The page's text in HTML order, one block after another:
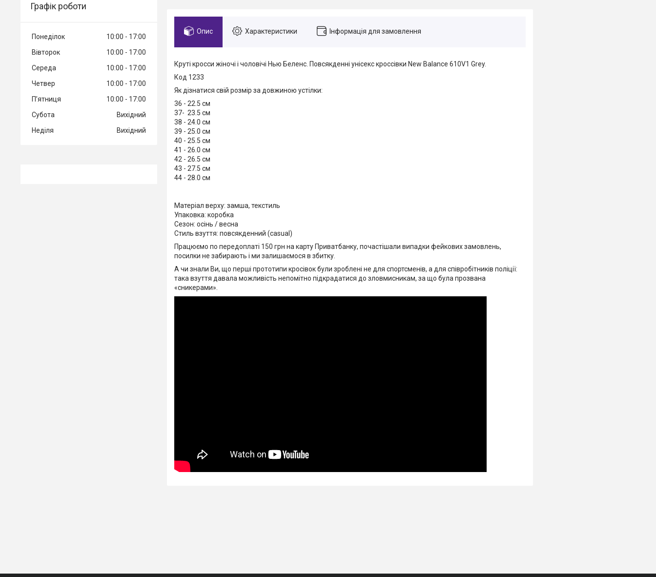
Опис Характеристики Інформація для замовлення
Круті кросси жіночі і чоловічі Нью Беленс. Повсякденні унісекс кроссівки New Balance 610V1 Grey.
Код 1233
Як дізнатися свій розмір за довжиною устілки:
36 - 22.5 см
37- 23.5 см
38 - 24.0 см
39 - 25.0 см
40 - 25.5 см
41 - 26.0 см
42 - 26.5 см
43 - 27.5 см
44 - 28.0 см
Матеріал верху: замша, текстиль
Упаковка: коробка
Сезон: осінь / весна
Стиль взуття: повсякденний (casual)
Працюємо по передоплаті 150 грн на карту Приватбанку, почастішали випадки фейкових замовлень,
посилки не забирають і ми залишаємося в збитку.
А чи знали Ви, що перші прототипи кросівок були зроблені не для спортсменів, а для співробітників поліції:
така взуття давала можливість непомітно підкрадатися до зловмисникам, за що була прозвана
«сникерами».
Графік роботи
Понеділок 10:00
17:00
Вівторок
10:00
17:00
Середа
10:00
17:00
Четвер
10:00
17:00
Пʼятниця
10:00
17:00
Субота
Вихідний
Неділя
Вихідний